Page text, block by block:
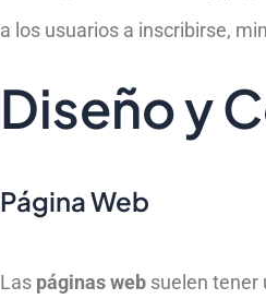
a los usuarios a inscribirse,
Diseño y
Página Web
Las páginas web suelen tener